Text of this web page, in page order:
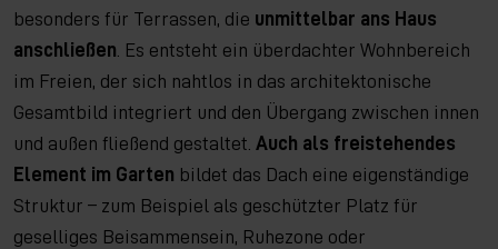
besonders für Terrassen, die unmittelbar ans Haus
anschließen . Es entsteht ein überdachter Wohnbereich
im Freien, der sich nahtlos in das architektonische
Gesamtbild integriert und den Übergang zwischen innen
und außen fließend gestaltet. Auch als freistehendes
Element im Garten bildet das Dach eine eigenständige
Struktur – zum Beispiel als geschützter Platz für
geselliges Beisammensein, Ruhezone oder